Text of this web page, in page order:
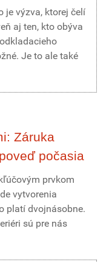
je výzva, ktorej čelí
aj ten, kto obýva
Je to ale také
Záruka
počasia
prvkom
vytvorenia
platí dvojnásobne.
sú pre nás